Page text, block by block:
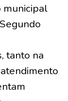
municipal
tanto na